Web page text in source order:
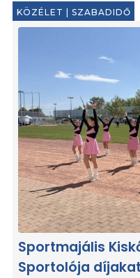
KÖZÉLET | SZABADIDŐ
Sportmajális
Sportolója díjakat